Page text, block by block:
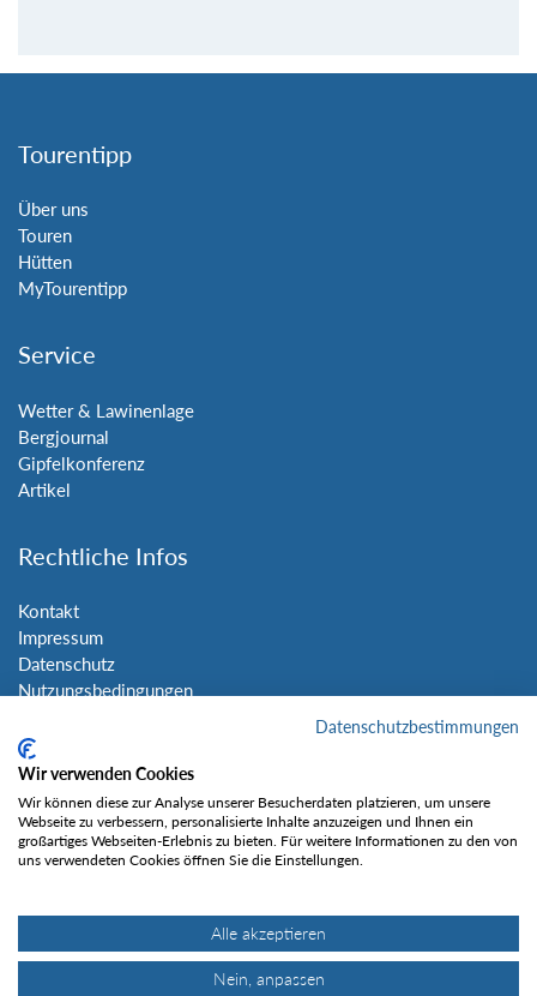
Tourentipp
Über uns
Touren
Hütten
MyTourentipp
Service
Wetter & Lawinenlage
Bergjournal
Gipfelkonferenz
Artikel
Rechtliche Infos
Kontakt
Impressum
Datenschutz
Nutzungsbedingungen
Social Media
Gefällt mir
Datenschutzbestimmungen
Wir verwenden Cookies
Wir können diese zur Analyse unserer Besucherdaten platzieren, um unsere
Webseite zu verbessern, personalisierte Inhalte anzuzeigen und Ihnen ein
großartiges Webseiten-Erlebnis zu bieten. Für weitere Informationen zu den von
uns verwendeten Cookies öffnen Sie die Einstellungen.
Alle akzeptieren
Nein, anpassen